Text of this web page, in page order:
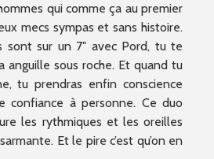
qui comme ça au premier
mecs sympas et sans histoire.
sont sur un 7″ avec Pord, tu te
anguille sous roche. Et quand tu
tu prendras enfin conscience
confiance à personne. Ce duo
les rythmiques et les oreilles
Et le pire c’est qu’on en